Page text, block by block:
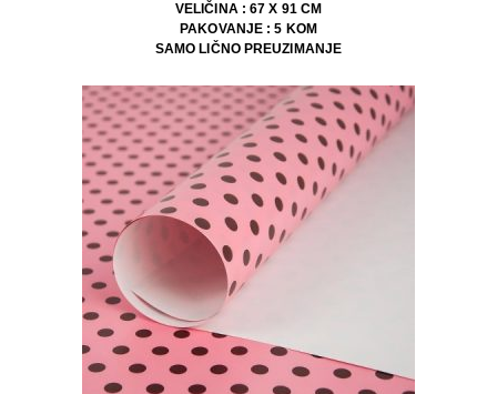
VELIČINA : 67 X 91 CM
PAKOVANJE : 5 KOM
SAMO LIČNO PREUZIMANJE